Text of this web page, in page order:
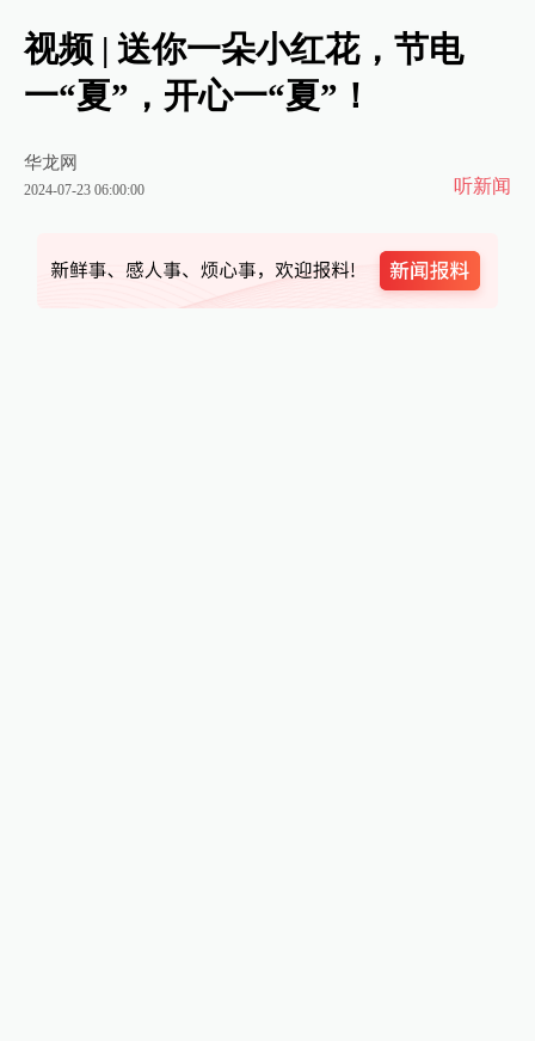
视频 | 送你一朵小红花，节电
一“夏”，开心一“夏”！
华龙网
2024-07-23 06:00:00 听新闻